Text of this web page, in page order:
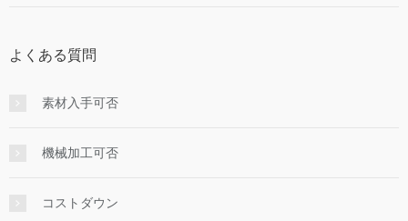
よくある質問
素材入手可否
機械加工可否
コストダウン